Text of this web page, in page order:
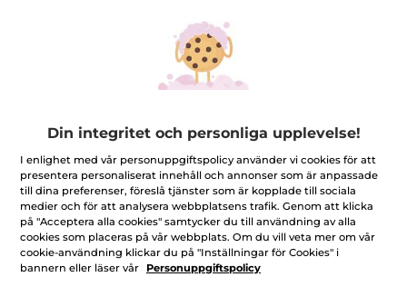
Din integritet och personliga upplevelse!
I enlighet med vår personuppgiftspolicy använder vi cookies för att
presentera personaliserat innehåll och annonser som är anpassade
till dina preferenser, föreslå tjänster som är kopplade till sociala
medier och för att analysera webbplatsens trafik. Genom att klicka
på "Acceptera alla cookies" samtycker du till användning av alla
cookies som placeras på vår webbplats. Om du vill veta mer om vår
cookie-användning klickar du på "Inställningar för Cookies" i
bannern eller läser vår
Personuppgiftspolicy